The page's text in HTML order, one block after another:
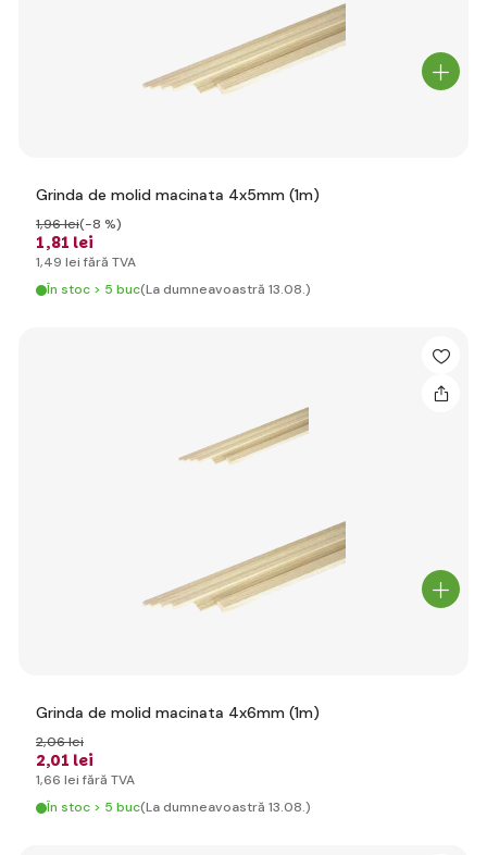
Grinda de molid macinata 4x5mm (1m)
1,81 lei
1,96 lei(-8 %)
1,49 lei fără TVA
În stoc > 5 buc(La dumneavoastră 13.08.)
Grinda de molid macinata 4x6mm (1m)
2,01 lei
2,06 lei
1,66 lei fără TVA
În stoc > 5 buc(La dumneavoastră 13.08.)